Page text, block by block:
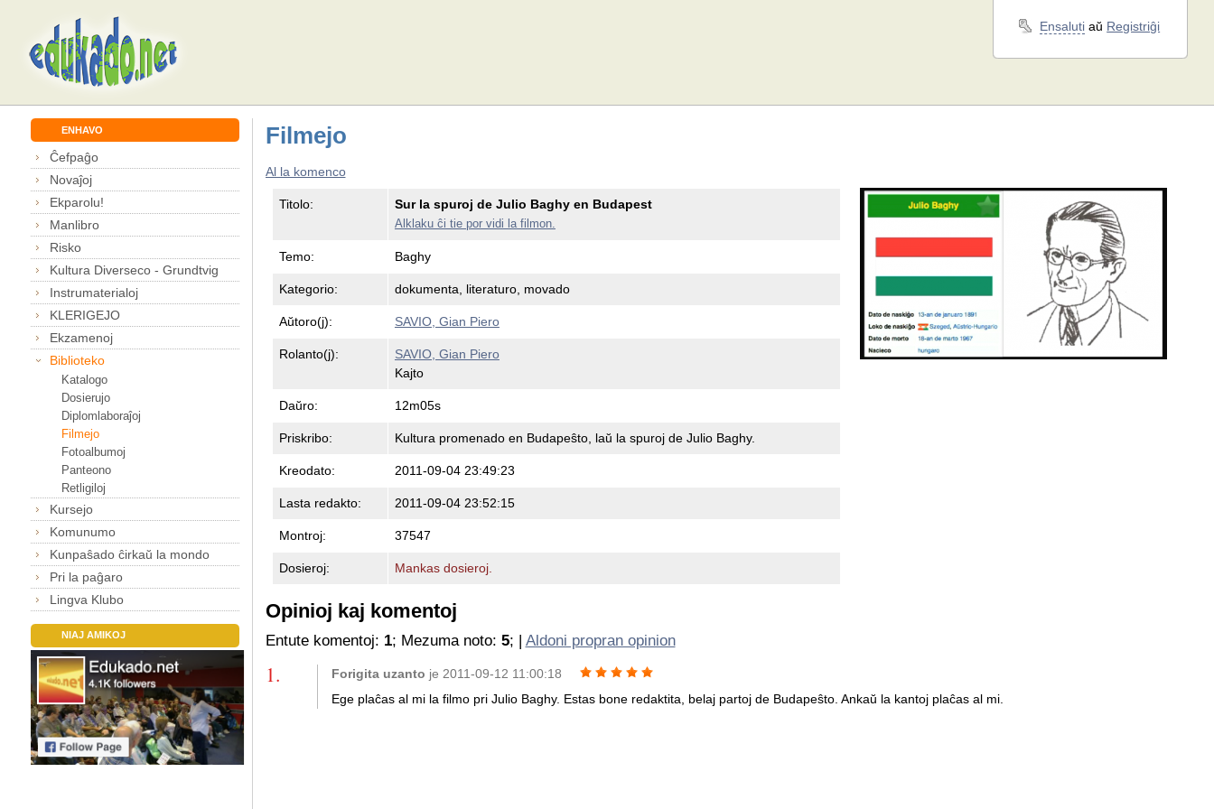
Ensaluti aŭ Registriĝi
ENHAVO
Ĉefpaĝo
Novaĵoj
Ekparolu!
Manlibro
Risko
Kultura Diverseco - Grundtvig
Instrumaterialoj
KLERIGEJO
Ekzamenoj
Biblioteko
Katalogo
Dosierujo
Diplomlaboraĵoj
Filmejo
Fotoalbumoj
Panteono
Retligiloj
Kursejo
Komunumo
Kunpaŝado ĉirkaŭ la mondo
Pri la paĝaro
Lingva Klubo
NIAJ AMIKOJ
Filmejo
Al la komenco
Titolo: Sur la spuroj de Julio Baghy en Budapest
Alklaku ĉi tie por vidi la filmon.
Temo: Baghy
Kategorio: dokumenta, literaturo, movado
Aŭtoro(j): SAVIO, Gian Piero
Rolanto(j):
SAVIO, Gian Piero
Kajto
Daŭro: 12m05s
Priskribo: Kultura promenado en Budapeŝto, laŭ la spuroj de Julio Baghy.
Kreodato: 2011-09-04 23:49:23
Lasta redakto: 2011-09-04 23:52:15
Montroj: 37547
Dosieroj: Mankas dosieroj.
Opinioj kaj komentoj
Entute komentoj: 1; Mezuma noto: 5; | Aldoni propran opinion
1. Forigita uzanto je 2011-09-12 11:00:18
Ege plaĉas al mi la filmo pri Julio Baghy. Estas bone redaktita, belaj partoj de Budapeŝto. Ankaŭ la kantoj plaĉas al mi.